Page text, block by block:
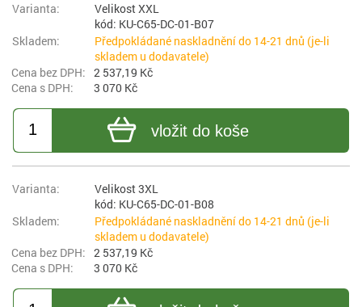
Velikost XXL
kód: KU-C65-DC-01-B07
Předpokládané naskladnění do 14-21 dnů (je-li
skladem u dodavatele)
2 537,19 Kč
3 070 Kč
vložit do koše
Velikost 3XL
kód: KU-C65-DC-01-B08
Předpokládané naskladnění do 14-21 dnů (je-li
skladem u dodavatele)
2 537,19 Kč
3 070 Kč